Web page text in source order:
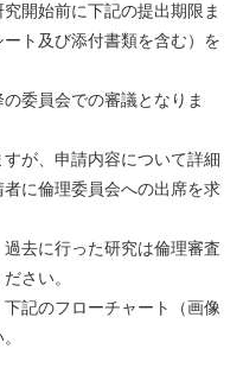
開始前に下記の提出期限ま
ト及び添付書類を含む）を
委員会での審議となりま
が、申請内容について詳細
に倫理委員会への出席を求
去に行った研究は倫理審査
さい。
記のフローチャート（画像